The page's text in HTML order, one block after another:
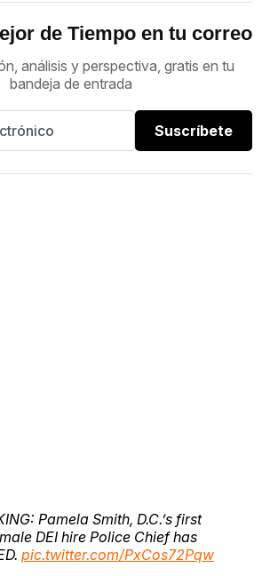
de Tiempo en tu correo
análisis y perspectiva, gratis en tu
bandeja de entrada
Suscríbete
Pamela Smith, D.C.’s first
DEI hire Police Chief has
pic.twitter.com/PxCos72Pqw